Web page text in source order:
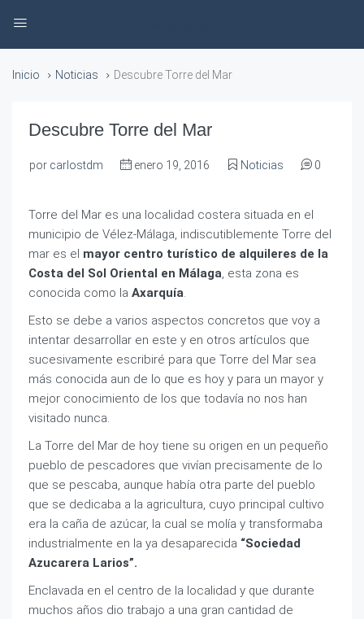
Inicio Noticias Descubre Torre del Mar
Descubre Torre del Mar
por carlostdm enero 19, 2016 Noticias 0
Torre del Mar es una localidad costera situada en el
municipio de Vélez-Málaga, indiscutiblemente Torre del
mar es el mayor centro turístico de alquileres de la
Costa del Sol Oriental en Málaga, esta zona es
conocida como la Axarquía.
Esto se debe a varios aspectos concretos que voy a
intentar desarrollar en este y en otros artículos que
sucesivamente escribiré para que Torre del Mar sea
más conocida aun de lo que es hoy y para un mayor y
mejor conocimiento de los que todavía no nos han
visitado nunca.
La Torre del Mar de hoy tiene su origen en un pequeño
pueblo de pescadores que vivían precisamente de lo
que se pescaba, aunque había otra parte del pueblo
que se dedicaba a la agricultura, cuyo principal cultivo
era la caña de azúcar, la cual se molía y transformaba
industrialmente en la ya desaparecida “Sociedad
Azucarera Larios”.
Enclavada en el centro de la localidad y que durante
muchos años dio trabajo a una gran cantidad de